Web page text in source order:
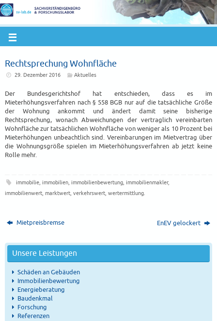
Rechtsprechung Wohnfläche
29. Dezember 2016 Aktuelles
Der Bundesgerichtshof hat entschieden, dass es im
Mieterhöhungsverfahren nach § 558 BGB nur auf die tatsächliche Größe
der Wohnung ankommt und ändert damit seine bisherige
Rechtsprechung, wonach Abweichungen der vertraglich vereinbarten
Wohnfläche zur tatsächlichen Wohnfläche von weniger als 10 Prozent bei
Mieterhöhungen unbeachtlich sind. Vereinbarungen im Mietvertrag über
die Wohnungsgröße spielen im Mieterhöhungsverfahren ab jetzt keine
Rolle mehr.
immobilie, immobilien, immobilienbewertung, immobilienmakler,
immobilienwert, marktwert, verkehrswert, wertermittlung.
Mietpreisbremse EnEV gelockert
Unsere Leistungen
Schäden an Gebäuden
Immobilienbewertung
Energieberatung
Baudenkmal
Forschung
Referenzen